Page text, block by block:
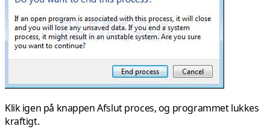
Klik igen på knappenAfslut proces, og programmet lukkes
kraftigt.